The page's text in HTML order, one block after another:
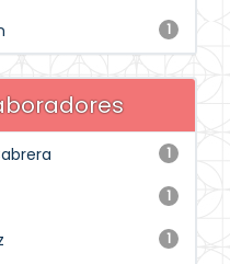
1
1
1
1